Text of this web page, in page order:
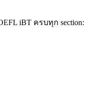
iBT ครบทุก section: